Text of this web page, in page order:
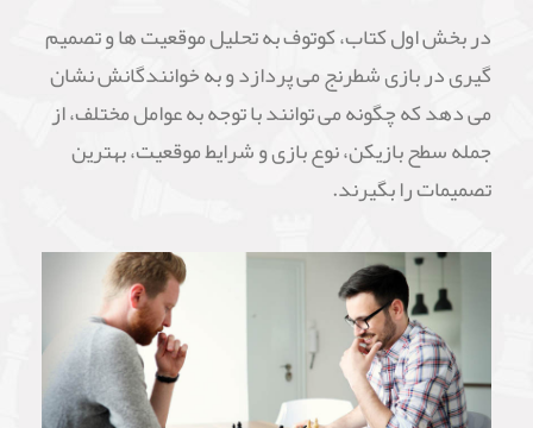
در بخش اول کتاب، کوتوف به تحلیل موقعیت ها و تصمیم
گیری در بازی شطرنج می پردازد و به خوانندگانش نشان
می دهد که چگونه می توانند با توجه به عوامل مختلف، از
جمله سطح بازیکن، نوع بازی و شرایط موقعیت، بهترین
تصمیمات را بگیرند.